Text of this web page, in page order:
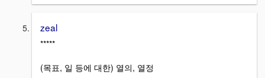
zeal
*****
(목표, 일 등에 대한) 열의, 열정